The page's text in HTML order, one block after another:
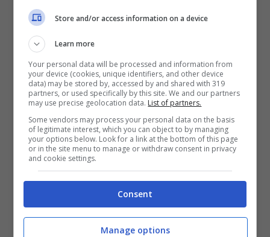
Store and/or access information on a device
Learn more
Your personal data will be processed and information from
your device (cookies, unique identifiers, and other device
data) may be stored by, accessed by and shared with 319
partners, or used specifically by this site. We and our partners
may use precise geolocation data. List of partners.
Some vendors may process your personal data on the basis
of legitimate interest, which you can object to by managing
your options below. Look for a link at the bottom of this page
or in the site menu to manage or withdraw consent in privacy
and cookie settings.
Consent
Manage options